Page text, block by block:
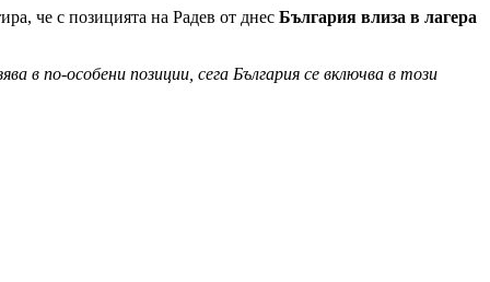
че с позицията на Радев от днес България влиза в лагера
в по-особени позиции, сега България се включва в този